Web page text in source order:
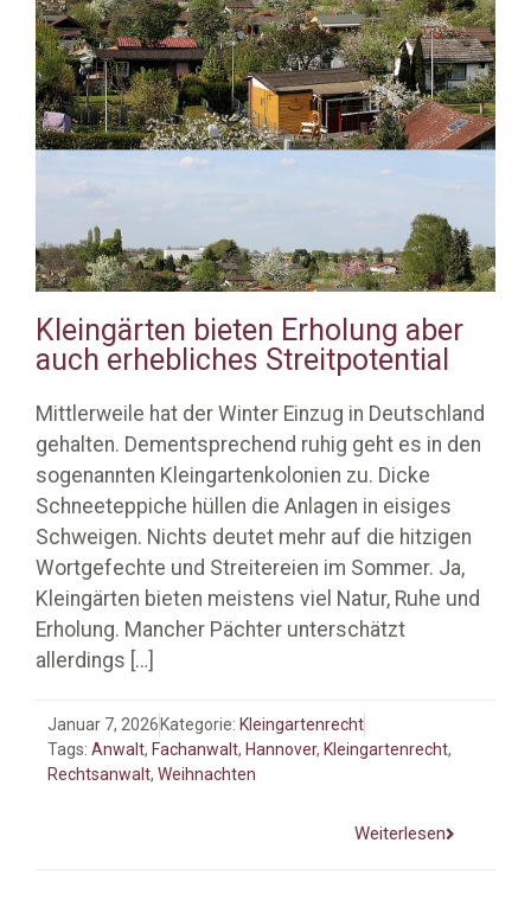
Kleingärten bieten Erholung aber
auch erhebliches Streitpotential
Mittlerweile hat der Winter Einzug in Deutschland
gehalten. Dementsprechend ruhig geht es in den
sogenannten Kleingartenkolonien zu. Dicke
Schneeteppiche hüllen die Anlagen in eisiges
Schweigen. Nichts deutet mehr auf die hitzigen
Wortgefechte und Streitereien im Sommer. Ja,
Kleingärten bieten meistens viel Natur, Ruhe und
Erholung. Mancher Pächter unterschätzt
allerdings […]
Januar 7, 2026 Kategorie: Kleingartenrecht
Tags: Anwalt, Fachanwalt, Hannover, Kleingartenrecht,
Rechtsanwalt, Weihnachten
Weiterlesen